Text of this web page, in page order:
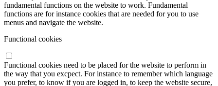
fundamental functions on the website to work. Fundamental
functions are for instance cookies that are needed for you to use
menus and navigate the website.
Functional cookies
Functional cookies need to be placed for the website to perform in
the way that you excpect. For instance to remember which language
you prefer, to know if you are logged in, to keep the website secure,